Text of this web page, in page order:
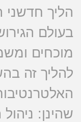
הליך חדשני
בעולם
מוכחים
להליך זה
שהינן: